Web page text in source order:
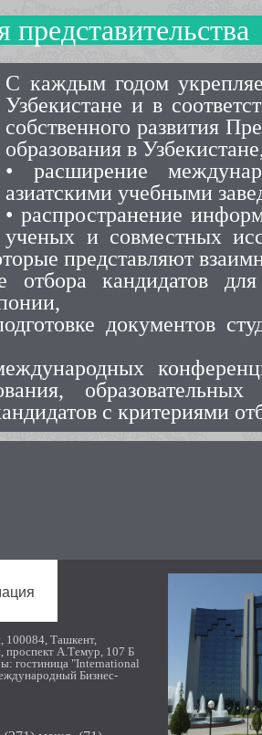
С каждым годом
Узбекистане и в
собственного развития
образования в
• расширение
азиатскими учебными
• распространение
ученых и совместных
представляют
отбора кандидатов
документов
с критериями
100084, Ташкент,
проспект А.Темур, 107 Б
гостиница "International
Бизнес-